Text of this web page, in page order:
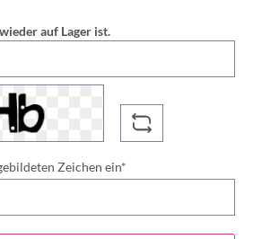
auf Lager ist.
Zeichen ein*